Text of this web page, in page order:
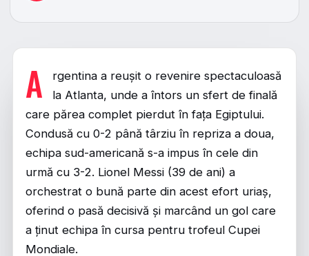
A
rgentina a reușit o revenire spectaculoasă
la Atlanta, unde a întors un sfert de finală
care părea complet pierdut în fața Egiptului.
Condusă cu 0-2 până târziu în repriza a doua,
echipa sud-americană s-a impus în cele din
urmă cu 3-2. Lionel Messi (39 de ani) a
orchestrat o bună parte din acest efort uriaș,
oferind o pasă decisivă și marcând un gol care
a ținut echipa în cursa pentru trofeul Cupei
Mondiale.